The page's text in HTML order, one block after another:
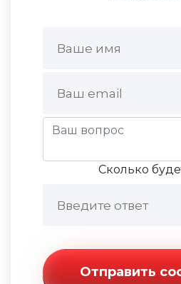
Сколько
Отправить